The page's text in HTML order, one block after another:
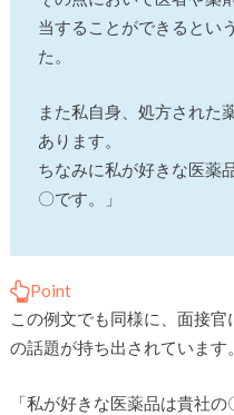
当することができるとい
た。
また私自身、処方された
あります。
ちなみに私が好きな医薬
〇です。」
Point
この例文でも同様に、面接
の話題が持ち出されています。
「私が好きな医薬品は貴社